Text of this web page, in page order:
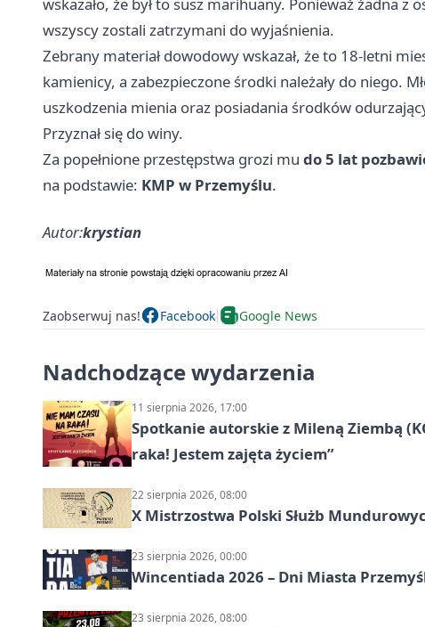
wszyscy zostali zatrzymani do wyjaśnienia.
Zebrany materiał dowodowy wskazał, że to 18‑letni
kamienicy, a zabezpieczone środki należały do niego.
uszkodzenia mienia oraz posiadania środków
Przyznał się do winy.
Za popełnione przestępstwa grozi mu do 5 lat
na podstawie: KMP w Przemyślu.
Autor:krystian
Zaobserwuj nas! Facebook Google News
Nadchodzące wydarzenia
11 sierpnia 2026, 17:00
Spotkanie autorskie z Mileną Ziembą
raka! Jestem zajęta życiem”
22 sierpnia 2026, 08:00
X Mistrzostwa Polski Służb
23 sierpnia 2026, 00:00
Wincentiada 2026 – Dni Miasta
23 sierpnia 2026, 08:00